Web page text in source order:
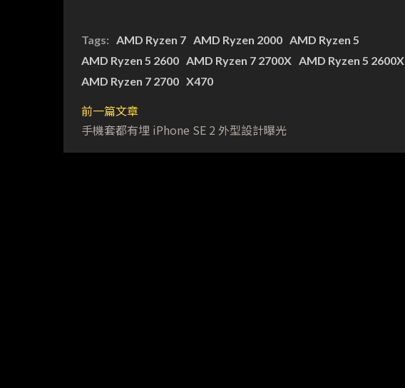
Tags: AMD Ryzen 7 AMD Ryzen 2000 AMD Ryzen 5
AMD Ryzen 5 2600 AMD Ryzen 7 2700X AMD Ryzen 5 2600X
AMD Ryzen 7 2700 X470
前一篇文章
手機套都有埋 iPhone SE 2 外型設計曝光